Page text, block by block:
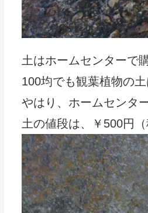
土はホームセンターで
100均でも観葉植物の
やはり、ホームセンタ
土の値段は、￥500円